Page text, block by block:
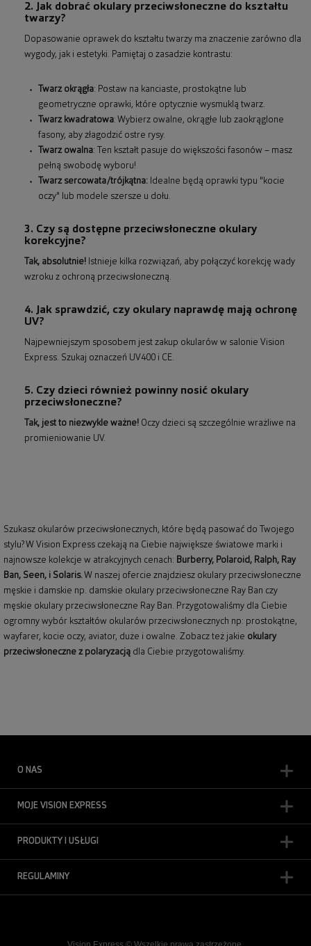
2. Jak dobrać okulary przeciwsłoneczne do kształtu
twarzy?
Dopasowanie oprawek do kształtu twarzy ma znaczenie zarówno dla
wygody, jak i estetyki. Pamiętaj o zasadzie kontrastu:
Twarz okrągła: Postaw na kanciaste, prostokątne lub
geometryczne oprawki, które optycznie wysmuklą twarz.
Twarz kwadratowa: Wybierz owalne, okrągłe lub zaokrąglone
fasony, aby złagodzić ostre rysy.
Twarz owalna: Ten kształt pasuje do większości fasonów – masz
pełną swobodę wyboru!
Twarz sercowata/trójkątna: Idealne będą oprawki typu "kocie
oczy" lub modele szersze u dołu.
3. Czy są dostępne przeciwsłoneczne okulary
korekcyjne?
Tak, absolutnie! Istnieje kilka rozwiązań, aby połączyć korekcję wady
wzroku z ochroną przeciwsłoneczną.
4. Jak sprawdzić, czy okulary naprawdę mają ochronę
UV?
Najpewniejszym sposobem jest zakup okularów w salonie Vision
Express. Szukaj oznaczeń UV400 i CE.
5. Czy dzieci również powinny nosić okulary
przeciwsłoneczne?
Tak, jest to niezwykle ważne! Oczy dzieci są szczególnie wrażliwe na
promieniowanie UV.
Szukasz okularów przeciwsłonecznych, które będą pasować do Twojego
stylu? W Vision Express czekają na Ciebie największe światowe marki i
najnowsze kolekcje w atrakcyjnych cenach: Burberry, Polaroid , Ralph, Ray
Ban, Seen, i Solaris.W naszej ofercie znajdziesz okulary przeciwsłoneczne
męskie i damskie np. damskie okulary przeciwsłoneczne Ray Ban czy
męskie okulary przeciwsłoneczne Ray Ban. Przygotowaliśmy dla Ciebie
ogromny wybór kształtów okularów przeciwsłonecznych np: prostokątne,
wayfarer, kocie oczy, aviator, duże i owalne. Zobacz też jakie okulary
przeciwsłoneczne z polaryzacją dla Ciebie przygotowaliśmy.
O NAS
MOJE VISION EXPRESS
PRODUKTY I USŁUGI
REGULAMINY